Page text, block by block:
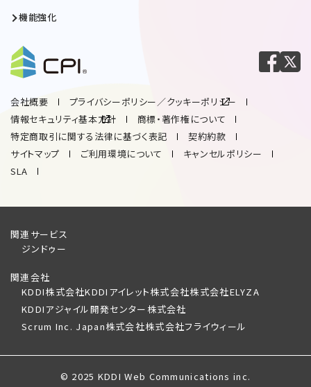
機能強化
会社概要
プライバシーポリシー／クッキーポリシー
情報セキュリティ基本方針
商標・著作権について
特定商取引に関する法律に基づく表記
契約約款
サイトマップ
ご利用環境について
キャンセルポリシー
SLA
関連サービス
ジンドゥー
関連会社
KDDI株式会社KDDIアイレット株式会社株式会社ELYZA
KDDIアジャイル開発センター株式会社
Scrum Inc. Japan株式会社株式会社フライウィール
© 2025 KDDI Web Communications inc.